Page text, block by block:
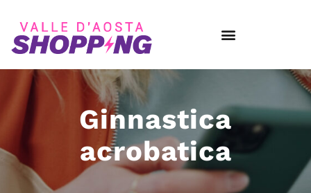
Ginnastica
acrobatica